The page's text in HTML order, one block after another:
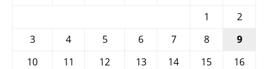
1
2
3
4 5 6 7 8
9
10
11 12 13 14 15
16